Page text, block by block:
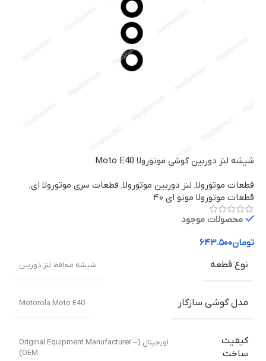
شیشه لنز دوربین گوشی موتورولا Moto E40
قطعات موتورولا, لنز دوربین موتورولا, قطعات سری موتورولا ای,
قطعات موتورولا موتو ای ۴۰
محصولات موجود
تومان۶۴۳.۵۰۰
نوع قطعه
شیشه محافظ لنز دوربین
مدل گوشی سازگار Motorola Moto E40
کیفیت
ساخت
اورجینال (Original Equipment Manufacturer –
OEM)